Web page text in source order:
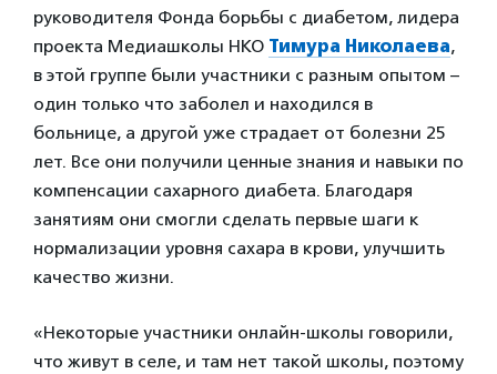
руководителя Фонда борьбы с диабетом, лидера
проекта Медиашколы НКО Тимура Николаева,
в этой группе были участники с разным опытом –
один только что заболел и находился в
больнице, а другой уже страдает от болезни 25
лет. Все они получили ценные знания и навыки по
компенсации сахарного диабета. Благодаря
занятиям они смогли сделать первые шаги к
нормализации уровня сахара в крови, улучшить
качество жизни.
«Некоторые участники онлайн-школы говорили,
что живут в селе, и там нет такой школы, поэтому